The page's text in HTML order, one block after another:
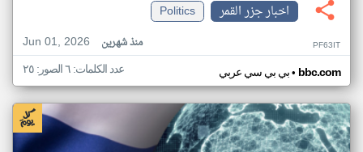
اخبار جزر القمر
Politics
Jun 01, 2026
منذ شهرين PF63IT
بي بي سي عربي• bbc.com عدد الكلمات: ٦ الصور: ٢٥